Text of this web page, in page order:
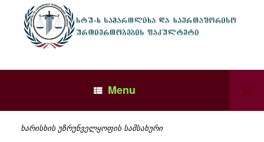
Menu
ხარისხის უზრუნველყოფის სამსახური